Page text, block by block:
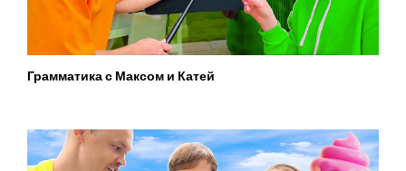
Грамматика с Максом и Катей